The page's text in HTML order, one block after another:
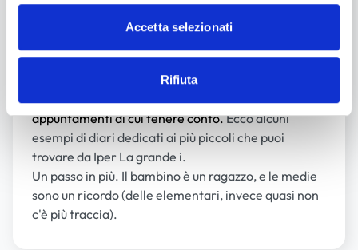
Accetta selezionati
Rifiuta
diario per la scuola superioreè un'agenda:
dell'anno e tante pagine. D'altra parte, aumenta
l'età, cresce l'impegno e, quindi, diventano sempre
appuntamenti di cui tenere conto.Ecco alcuni
esempi di diari dedicati ai più piccoli che puoi
trovare da Iper La grande i.
Un passo in più. Il bambino è un ragazzo, e le medie
sono un ricordo (delle elementari, invece quasi non
c'è più traccia).